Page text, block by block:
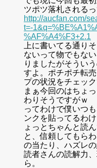
ツポツ落札されるっ
http://aucfan.com/
t=-
%AF%A4%F3+2.1
上に書いてる通り
ないって物でもな
りましたがそうい
すよ。ポチポチ転
プの状況をチェッ
まぁ今回のはちょ
わりそうですがｗ
ってわけで僕いつ
ンクを貼ってるわ
ょっとちゃんと読
と、信頼してもら
の当たり、ハズレ
読者さんの読解力
ら。